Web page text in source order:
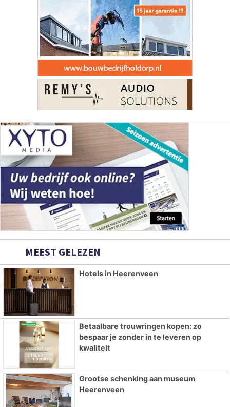
MEEST GELEZEN
Hotels in Heerenveen
Betaalbare trouwringen kopen: zo
bespaar je zonder in te leveren op
kwaliteit
Grootse schenking aan museum
Heerenveen